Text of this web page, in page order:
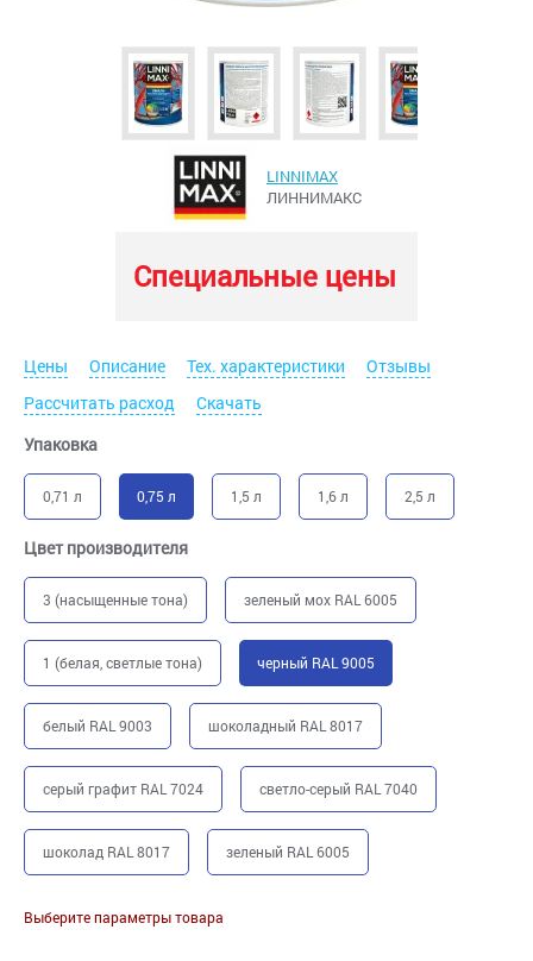
LINNIMAX
ЛИННИМАКС
Специальные цены
Цены Описание Тех. характеристики
Отзывы
Рассчитать расход
Скачать
Упаковка
0,71 л 0,75 л 1,5 л 1,6 л 2,5 л
Цвет производителя
3 (насыщенные тона) зеленый мох RAL 6005
1 (белая, светлые тона) черный RAL 9005
белый RAL 9003 шоколадный RAL 8017
серый графит RAL 7024 светло-серый RAL 7040
шоколад RAL 8017 зеленый RAL 6005
Выберите параметры товара